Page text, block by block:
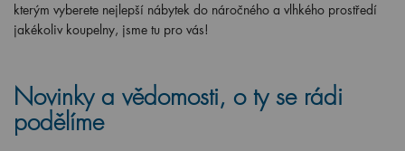
kterým vyberete nejlepší nábytek do náročného a vlhkého prostředí
jakékoliv koupelny, jsme tu pro vás!
Novinky a vědomosti, o ty se rádi
podělíme